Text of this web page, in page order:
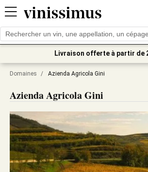
Livraison offerte à partir de
Domaines / Azienda Agricola Gini
Azienda Agricola Gini